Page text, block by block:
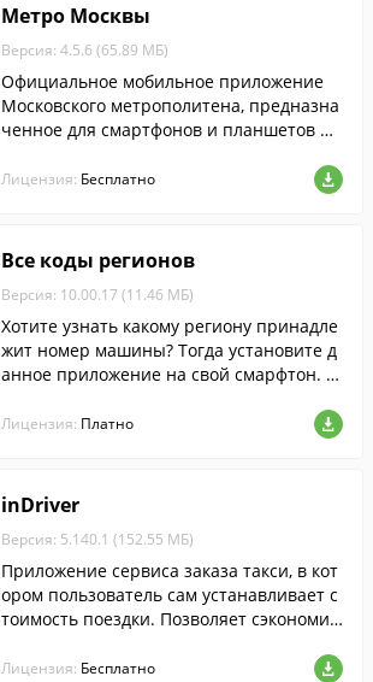
Метро Москвы
Версия: 4.5.6 (65.89 МБ)
Официальное мобильное приложение
Московского метрополитена, предназна
ченное для смартфонов и планшетов по
Лицензия: Бесплатно
Все коды регионов
Версия: 10.00.17 (11.46 МБ)
Хотите узнать какому региону принадле
жит номер машины? Тогда установите д
анное приложение на свой смарфтон. С
ить штрафы ГИБДД.
Лицензия: Платно
inDriver
Версия: 5.140.1 (152.55 МБ)
Приложение сервиса заказа такси, в кот
ором пользователь сам устанавливает с
тоимость поездки. Позволяет сэкономит
поездках.
Лицензия: Бесплатно